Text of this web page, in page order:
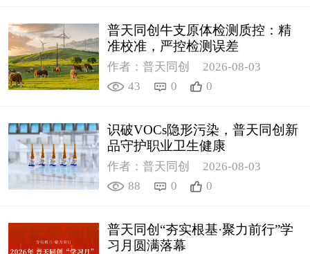
普天同创牛支原体检测质控：精
准校准，严控检测误差
作者：普天同创
2026-08-03
43
0 0
识破VOCs隐形污染，普天同创新
品守护职业卫生健康
作者：普天同创
2026-08-03
88
0 0
普天同创“夯实根基·聚力前行”学
习月圆满落幕